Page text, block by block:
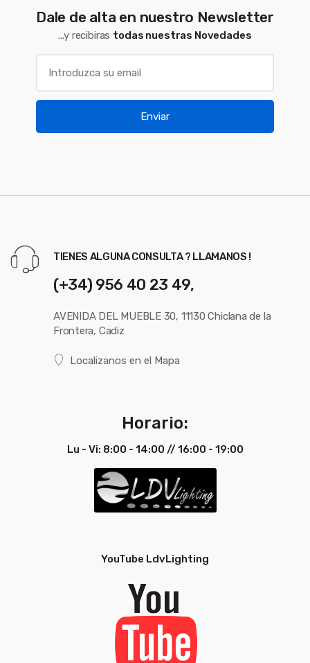
Dale de alta en nuestro Newsletter
...y recibiras todas nuestras Novedades
Enviar
TIENES ALGUNA CONSULTA ? LLAMANOS !
(+34) 956 40 23 49,
AVENIDA DEL MUEBLE 30, 11130 Chiclana de la
Frontera, Cadiz
Localizanos en el Mapa
Horario:
Lu - Vi: 8:00 - 14:00 // 16:00 - 19:00
YouTube LdvLighting